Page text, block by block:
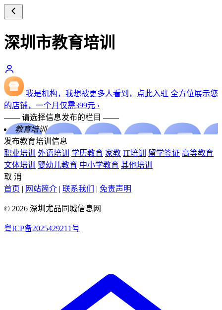
深圳市教育培训
我是机构，我想被更多人看到，点此入驻 全方位展示您
的店铺，一个月仅需399元 ›
—— 请选择信息发布的栏目 ——
教育培训
发布教育培训信息
职业培训
外语培训 学历教育 家教 IT培训 留学签证 高等教育
文体培训
婴幼儿教育 中小学教育 其他培训
取 消
首页 | 网站简介 | 联系我们 | 免责声明
© 2026 深圳尤品同城信息网
粤ICP备2025429211号